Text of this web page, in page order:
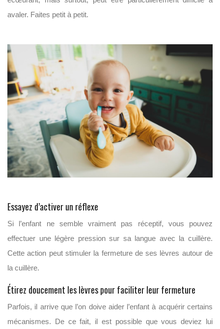
avaler. Faites petit à petit.
Essayez d’activer un réflexe
Si l’enfant ne semble vraiment pas réceptif, vous pouvez
effectuer une légère pression sur sa langue avec la cuillère.
Cette action peut stimuler la fermeture de ses lèvres autour de
la cuillère.
Étirez doucement les lèvres pour faciliter leur fermeture
Parfois, il arrive que l’on doive aider l’enfant à acquérir certains
mécanismes. De ce fait, il est possible que vous deviez lui